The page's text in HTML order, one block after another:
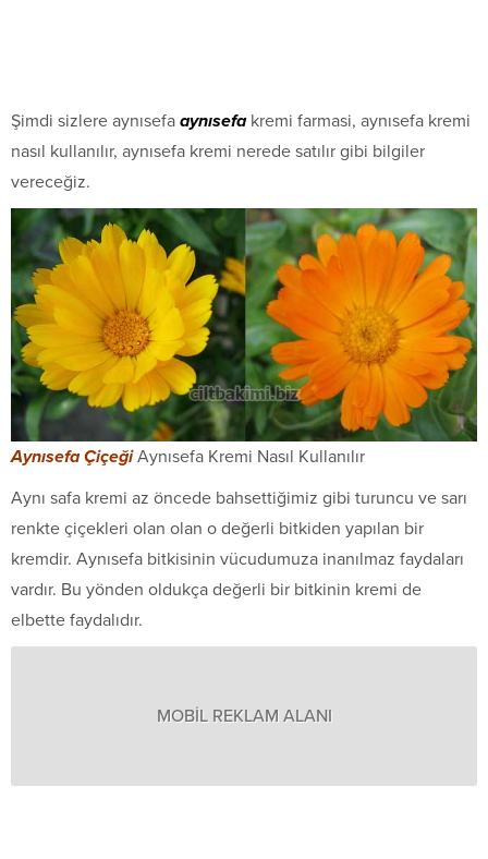
Şimdi sizlere aynısefa aynısefakremi farmasi, aynısefa kremi
nasıl kullanılır, aynısefa kremi nerede satılır gibi bilgiler
vereceğiz.
Aynısefa ÇiçeğiAynısefa Kremi Nasıl Kullanılır
Aynı safa kremi az öncede bahsettiğimiz gibi turuncu ve sarı
renkte çiçekleri olan olan o değerli bitkiden yapılan bir
kremdir. Aynısefa bitkisinin vücudumuza inanılmaz faydaları
vardır. Bu yönden oldukça değerli bir bitkinin kremi de
elbette faydalıdır.
MOBİL REKLAM ALANI